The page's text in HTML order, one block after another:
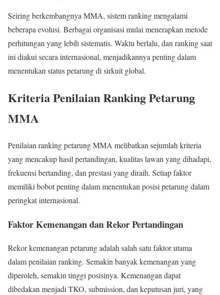
Seiring berkembangnya MMA, sistem ranking mengalami
beberapa evolusi. Berbagai organisasi mulai menerapkan metode
perhitungan yang lebih sistematis. Waktu berlalu, dan ranking saat
ini diakui secara internasional, menjadikannya penting dalam
menentukan status petarung di sirkuit global.
Kriteria Penilaian Ranking Petarung
MMA
Penilaian ranking petarung MMA melibatkan sejumlah kriteria
yang mencakup hasil pertandingan, kualitas lawan yang dihadapi,
frekuensi bertanding, dan prestasi yang diraih. Setiap faktor
memiliki bobot penting dalam menentukan posisi petarung dalam
peringkat internasional.
Faktor Kemenangan dan Rekor Pertandingan
Rekor kemenangan petarung adalah salah satu faktor utama
dalam penilaian ranking. Semakin banyak kemenangan yang
diperoleh, semakin tinggi posisinya. Kemenangan dapat
dibedakan menjadi TKO, submission, dan keputusan juri, yang